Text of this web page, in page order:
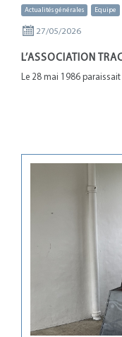
Actualités générales Equipe
27/05/2026
L’ASSOCIATION
Le 28 mai 1986